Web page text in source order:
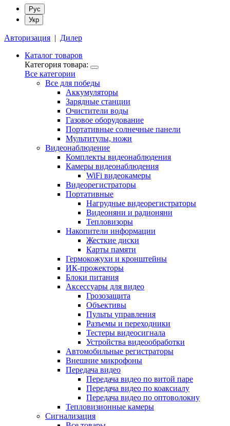
Рус
Укр
Авторизация | Дилер
Каталог товаров
Категория товара:
Все категории
Все для победы
Аккумуляторы
Зарядные станции
Очистители воды
Газовое оборудование
Портативные солнечные панели
Мультитулы, ножи
Видеонаблюдение
Комплекты видеонаблюдения
Камеры видеонаблюдения
WiFi видеокамеры
Видеорегистраторы
Портативные
Нагрудные видеорегистраторы
Видеоняни и радионяни
Тепловизоры
Накопители информации
Жесткие диски
Карты памяти
Гермокожухи и кронштейны
ИК-прожекторы
Блоки питания
Аксессуары для видео
Грозозащита
Объективы
Пульты управления
Разъемы и переходники
Тестеры видеосигнала
Устройства видеообработки
Автомобильные регистраторы
Внешние микрофоны
Передача видео
Передача видео по витой паре
Передача видео по коаксиалу
Передача видео по оптоволокну
Тепловизионные камеры
Сигнализация